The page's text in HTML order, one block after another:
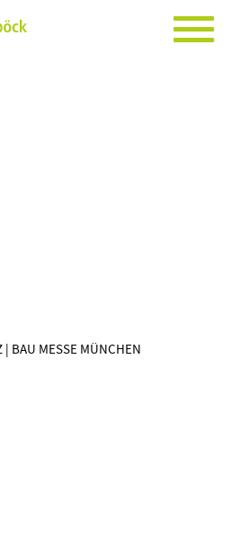
| BAU MESSE MÜNCHEN